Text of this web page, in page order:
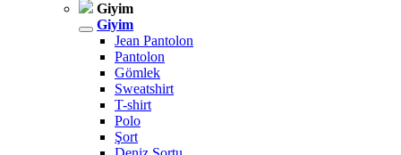
Giyim
Giyim
Jean Pantolon
Pantolon
Gömlek
Sweatshirt
T-shirt
Polo
Şort